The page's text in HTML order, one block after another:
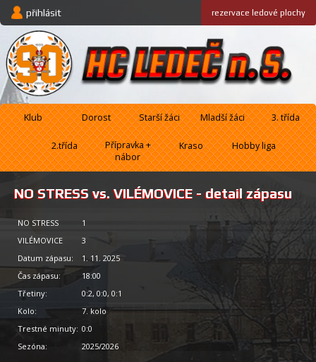
přihlásit rezervace ledové plochy
Klub Dorost Starší žáci Mladší žáci 3. třída
2.třída
Přípravka +
nábor
Kraso Hobby liga
NO STRESS vs. VILÉMOVICE - detail zápasu
NO STRESS
1
VILÉMOVICE
3
Datum zápasu:
1. 11. 2025
Čas zápasu:
18:00
Třetiny:
0:2, 0:0, 0:1
Kolo:
7. kolo
Trestné minuty: 0:0
Sezóna:
2025/2026